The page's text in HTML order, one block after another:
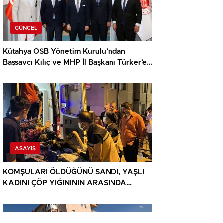
GÜNCEL
Kütahya OSB Yönetim Kurulu’ndan
Başsavcı Kılıç ve MHP İl Başkanı Türker’e
ASAYIŞ
KOMŞULARI ÖLDÜĞÜNÜ SANDI, YAŞLI
KADINI ÇÖP YIĞINININ ARASINDA